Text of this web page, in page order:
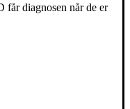
diagnosen når de er